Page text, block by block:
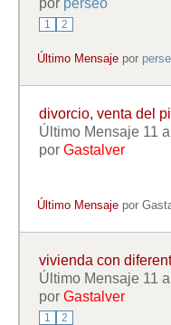
por perseo
1 2
Último Mensaje por
divorcio, venta del
Último Mensaje 11
por Gastalver
Último Mensaje por
vivienda con
Último Mensaje 11
por Gastalver
1 2